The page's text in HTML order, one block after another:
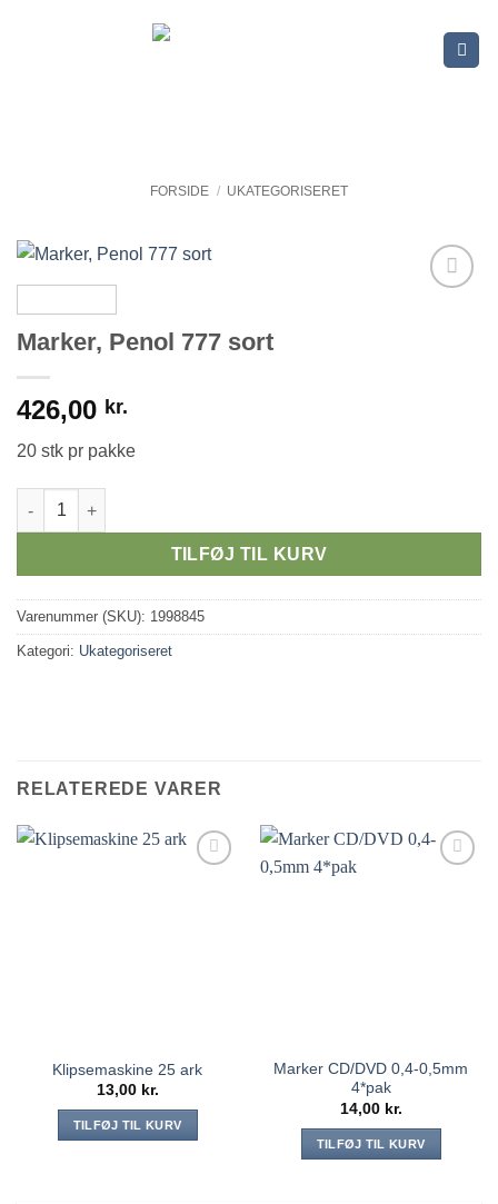
FORSIDE / UKATEGORISERET
Marker, Penol 777 sort
426,00 kr.
20 stk pr pakke
Marker, Penol 777 sort antal
TILFØJ TIL KURV
Varenummer (SKU): 1998845
Kategori: Ukategoriseret
RELATEREDE VARER
Klipsemaskine 25 ark
13,00 kr.
TILFØJ TIL KURV
Marker CD/DVD 0,4-0,5mm
4*pak
14,00 kr.
TILFØJ TIL KURV